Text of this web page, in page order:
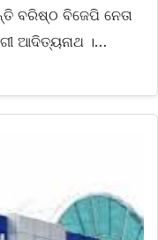
ବରିଷ୍ଠ ବିଜେପି ନେତା
ଆଦିତ୍ୟନାଥ ।…